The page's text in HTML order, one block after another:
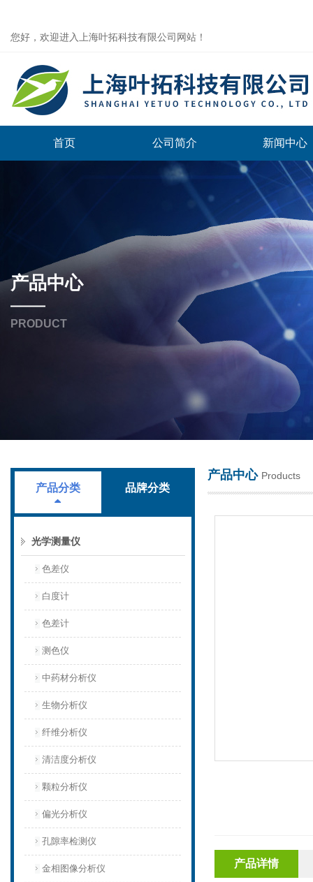
您好，欢迎进入上海叶拓科技有限公司网站！
首页 公司简介 新闻中心
产品中心
PRODUCT
产品分类 品牌分类
光学测量仪
色差仪
白度计
色差计
测色仪
中药材分析仪
生物分析仪
纤维分析仪
清洁度分析仪
颗粒分析仪
偏光分析仪
孔隙率检测仪
金相图像分析仪
产品中心 Products
产品详情